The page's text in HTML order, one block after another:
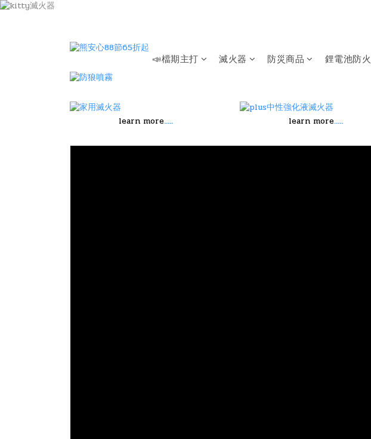
📣檔期主打 滅火器 防災商品 鋰電池防火
learn more..... learn more.....